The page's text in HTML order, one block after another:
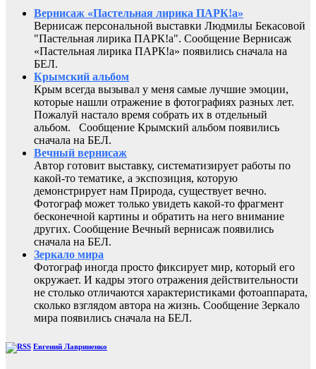
Вернисаж «Пастельная лирика ПАРК!а»
Вернисаж персональной выставки Людмилы Бекасовой
"Пастельная лирика ПАРК!а". Сообщение Вернисаж
«Пастельная лирика ПАРК!а» появились сначала на
БЕЛ.
Крымский альбом
Крым всегда вызывал у меня самые лучшие эмоции,
которые нашли отражение в фотографиях разных лет.
Пожалуй настало время собрать их в отдельный
альбом. Сообщение Крымский альбом появились
сначала на БЕЛ.
Вечный вернисаж
Автор готовит выставку, систематизирует работы по
какой-то тематике, а экспозиция, которую
демонстрирует нам Природа, существует вечно.
Фотограф может только увидеть какой-то фрагмент
бесконечной картины и обратить на него внимание
других. Сообщение Вечный вернисаж появились
сначала на БЕЛ.
Зеркало мира
Фотограф иногда просто фиксирует мир, который его
окружает. И кадры этого отражения действительности
не столько отличаются характеристиками фотоаппарата,
сколько взглядом автора на жизнь. Сообщение Зеркало
мира появились сначала на БЕЛ.
Евгений Лавриненко